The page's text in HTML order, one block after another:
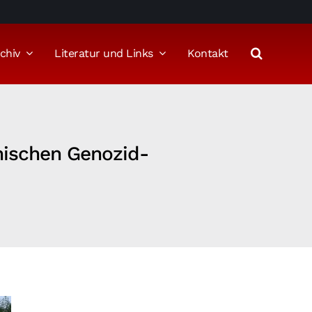
Literatur und Links Kontakt
Genozid-